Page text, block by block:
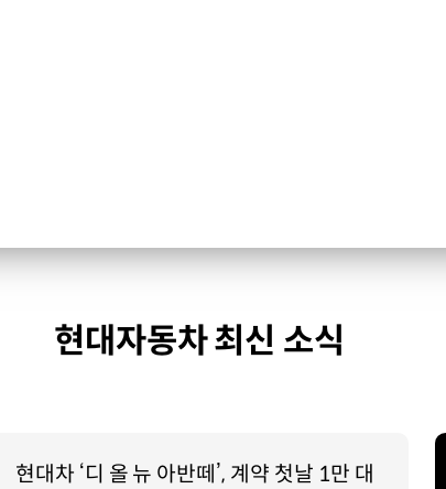
현대자동차 최신 소식
현대차 ‘디 올 뉴 아반떼’, 계약 첫날 1만 대